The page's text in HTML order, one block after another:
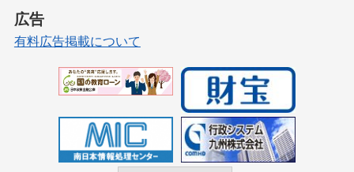
広告
有料広告掲載について